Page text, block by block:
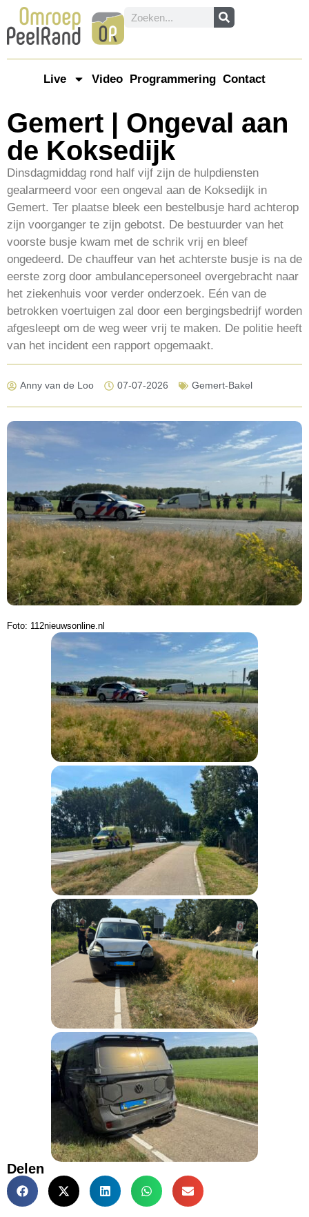
Live Video Programmering Contact
Gemert | Ongeval aan
de Koksedijk
Dinsdagmiddag rond half vijf zijn de hulpdiensten
gealarmeerd voor een ongeval aan de Koksedijk in
Gemert. Ter plaatse bleek een bestelbusje hard achterop
zijn voorganger te zijn gebotst. De bestuurder van het
voorste busje kwam met de schrik vrij en bleef
ongedeerd. De chauffeur van het achterste busje is na de
eerste zorg door ambulancepersoneel overgebracht naar
het ziekenhuis voor verder onderzoek. Eén van de
betrokken voertuigen zal door een bergingsbedrijf worden
afgesleept om de weg weer vrij te maken. De politie heeft
van het incident een rapport opgemaakt.
Anny van de Loo 07-07-2026 Gemert-Bakel
Foto: 112nieuwsonline.nl
Delen